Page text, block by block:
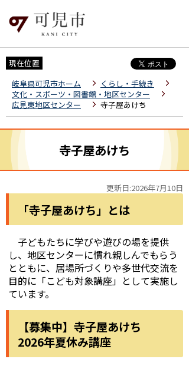
現在位置
岐阜県可児市ホーム
くらし・手続き
文化・スポーツ・図書館・地区センター
広見東地区センター
寺子屋あけち
寺子屋あけち
更新日:2026年7月10日
「寺子屋あけち」とは
子どもたちに学びや遊びの場を提供
し、地区センターに慣れ親しんでもらう
とともに、居場所づくりや多世代交流を
目的に「こども対象講座」として実施し
ています。
【募集中】寺子屋あけち
2026年夏休み講座